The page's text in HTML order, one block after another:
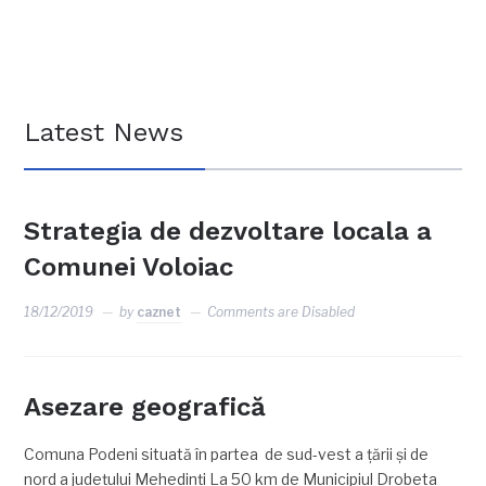
Latest News
Strategia de dezvoltare locala a
Comunei Voloiac
18/12/2019 by caznet Comments are Disabled
Asezare geografică
Comuna Podeni situată în partea de sud-vest a ţării şi de
nord a judeţului Mehedinţi La 50 km de Municipiul Drobeta